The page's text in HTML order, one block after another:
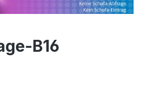
B16